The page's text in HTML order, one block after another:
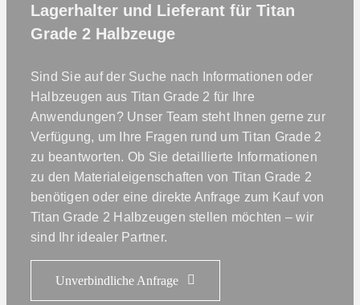
Lagerhalter und Lieferant für Titan
Grade 2 Halbzeuge
Sind Sie auf der Suche nach Informationen oder
Halbzeugen aus Titan Grade 2 für Ihre
Anwendungen? Unser Team steht Ihnen gerne zur
Verfügung, um Ihre Fragen rund um Titan Grade 2
zu beantworten. Ob Sie detaillierte Informationen
zu den Materialeigenschaften von Titan Grade 2
benötigen oder eine direkte Anfrage zum Kauf von
Titan Grade 2 Halbzeugen stellen möchten – wir
sind Ihr idealer Partner.
Unverbindliche Anfrage